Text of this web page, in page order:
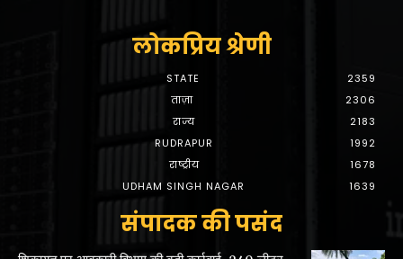
लोकप्रिय श्रेणी
STATE
2359
ताज़ा
2306
राज्य
2183
RUDRAPUR
1992
राष्ट्रीय
1678
UDHAM SINGH NAGAR
1639
संपादक की पसंद